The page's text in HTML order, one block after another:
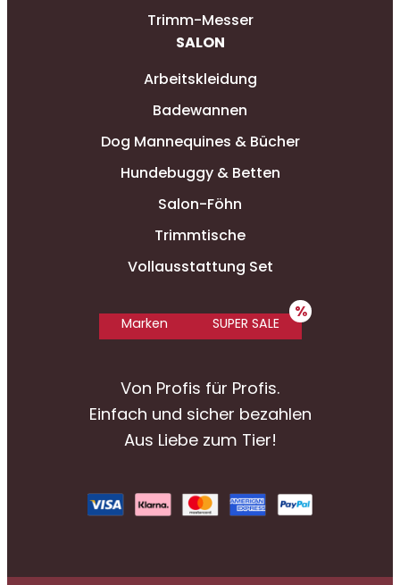
Trimm-Messer
SALON
Arbeitskleidung
Badewannen
Dog Mannequines & Bücher
Hundebuggy & Betten
Salon-Föhn
Trimmtische
Vollausstattung Set
Marken SUPER SALE
Von Profis für Profis.
Einfach und sicher bezahlen
Aus Liebe zum Tier!